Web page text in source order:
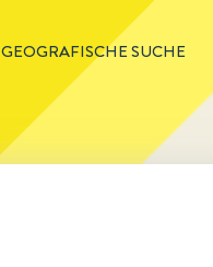
GEOGRAFISCHE SUCHE